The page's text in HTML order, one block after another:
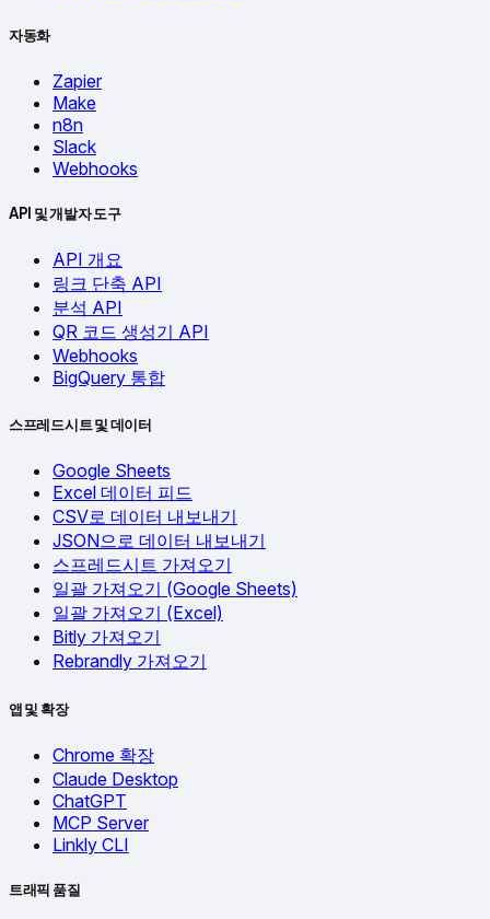
자동화
Zapier
Make
n8n
Slack
Webhooks
API 및 개발자 도구
API 개요
링크 단축 API
분석 API
QR 코드 생성기 API
Webhooks
BigQuery 통합
스프레드시트 및 데이터
Google Sheets
Excel 데이터 피드
CSV로 데이터 내보내기
JSON으로 데이터 내보내기
스프레드시트 가져오기
일괄 가져오기 (Google Sheets)
일괄 가져오기 (Excel)
Bitly 가져오기
Rebrandly 가져오기
앱 및 확장
Chrome 확장
Claude Desktop
ChatGPT
MCP Server
Linkly CLI
트래픽 품질